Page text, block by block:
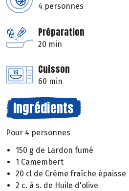
4 personnes
Préparation
20 min
Cuisson
60 min
Ingrédients
Pour 4 personnes
150 g de Lardon fumé
1 Camembert
20 cl de Crème fraîche épaisse
2 c. à s. de Huile d'olive